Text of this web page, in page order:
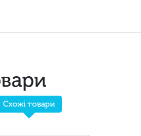
Схожі товари